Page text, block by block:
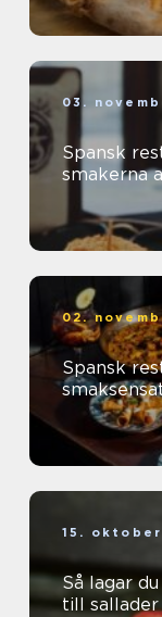
03.
Spansk
smakerna
02.
Spansk
15. oktober
Så lagar
till sallader